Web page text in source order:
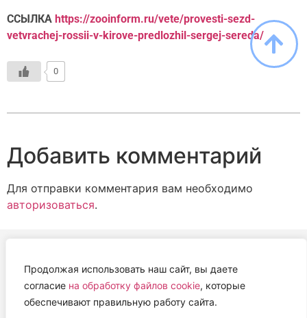
Продолжая использовать наш сайт, вы даете
согласие на обработку файлов cookie, которые
обеспечивают правильную работу сайта.
ССЫЛКА https://zooinform.ru/vete/provesti-sezd-
vetvrachej-rossii-v-kirove-predlozhil-sergej-sereda/
0
Добавить комментарий
Для отправки комментария вам необходимо
авторизоваться.
АВТОНОМНАЯ НЕКОММЕРЧЕСКАЯ ОРГАНИЗАЦИЯ
«ЦЕНТР ВЕТЕРИНАРНОЙ ТЕРАПИИ, ИММУНОЛОГИИ И
ИММУНОПАТОЛОГИИ» (ЦВЕТИ)